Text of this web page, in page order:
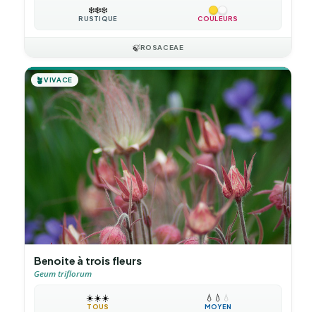
❄️❄️❄️
RUSTIQUE COULEURS
🍃ROSACEAE
🪴VIVACE
Benoite à trois fleurs
Geum triflorum
☀️☀️☀️
TOUS
💧 💧 💧
MOYEN